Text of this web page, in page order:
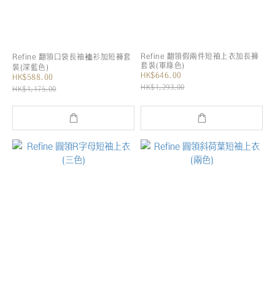
Refine 翻領口袋長袖裇衫加短褲套
裝(深藍色)
HK$588.00
HK$1,175.00
Refine 翻領假兩件短袖上衣加長褲
套裝(軍綠色)
HK$646.00
HK$1,293.00